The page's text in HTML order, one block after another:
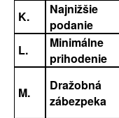
K.
Najnižšie
podanie
L.
Minimálne
prihodenie
M.
Dražobná
zábezpeka